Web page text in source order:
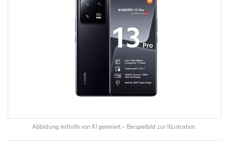
Abbildung mithilfe von KI generiert – Beispielbild zur Illustration.